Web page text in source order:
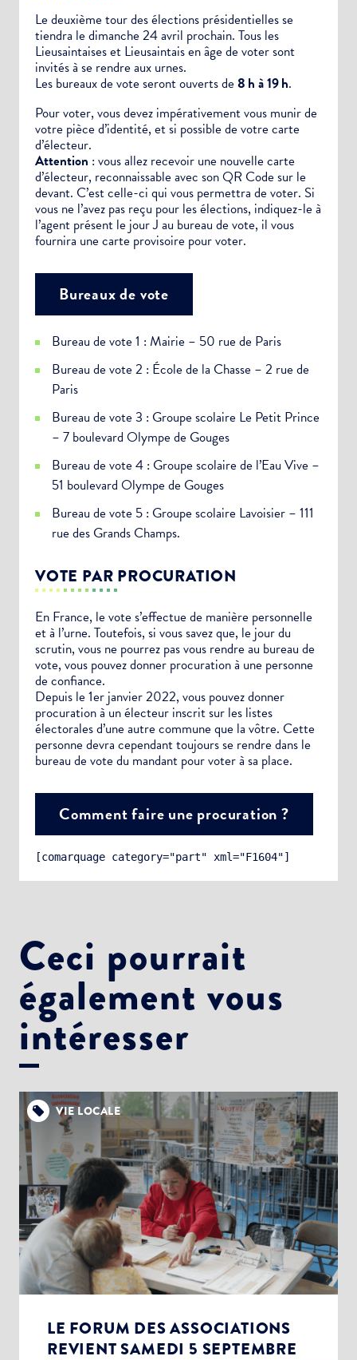
Le deuxième tour des élections présidentielles se
tiendra le dimanche 24 avril prochain. Tous les
Lieusaintaises et Lieusaintais en âge de voter sont
invités à se rendre aux urnes.
Les bureaux de vote seront ouverts de 8 h à 19 h.
Pour voter, vous devez impérativement vous munir de
votre pièce d’identité, et si possible de votre carte
d’électeur.
Attention : vous allez recevoir une nouvelle carte
d’électeur, reconnaissable avec son QR Code sur le
devant. C’est celle-ci qui vous permettra de voter. Si
vous ne l’avez pas reçu pour les élections, indiquez-le à
l’agent présent le jour J au bureau de vote, il vous
fournira une carte provisoire pour voter.
Bureaux de vote
Bureau de vote 1 : Mairie – 50 rue de Paris
Bureau de vote 2 : École de la Chasse – 2 rue de
Paris
Bureau de vote 3 : Groupe scolaire Le Petit Prince
– 7 boulevard Olympe de Gouges
Bureau de vote 4 : Groupe scolaire de l’Eau Vive –
51 boulevard Olympe de Gouges
Bureau de vote 5 : Groupe scolaire Lavoisier – 111
rue des Grands Champs.
VOTE PAR PROCURATION
En France, le vote s’effectue de manière personnelle
et à l’urne. Toutefois, si vous savez que, le jour du
scrutin, vous ne pourrez pas vous rendre au bureau de
vote, vous pouvez donner procuration à une personne
de confiance.
Depuis le 1er janvier 2022, vous pouvez donner
procuration à un électeur inscrit sur les listes
électorales d’une autre commune que la vôtre. Cette
personne devra cependant toujours se rendre dans le
bureau de vote du mandant pour voter à sa place.
Comment faire une procuration ?
[comarquage category="part" xml="F1604"]
Ceci pourrait
également vous
intéresser
VIE LOCALE
LE FORUM DES ASSOCIATIONS
REVIENT SAMEDI 5 SEPTEMBRE
Choisissez votre abonnement :
Alertes Mail
Newsletter Culture